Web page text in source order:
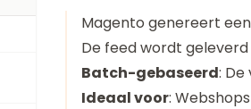
Magento genereert
De feed wordt
Batch-gebaseerd:
Ideaal voor: